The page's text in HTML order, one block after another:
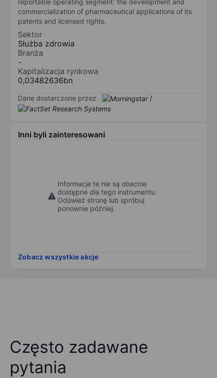
reportable operating segment: the development and
commercialization of pharmaceutical applications of its
patents and licensed rights.
Sektor
Służba zdrowia
Branża
-
Kapitalizacja rynkowa
0,03482636bn
Dane dostarczone przez /
Inni byli zainteresowani
Informacje te nie są obecnie
dostępne dla tego instrumentu.
Odśwież stronę lub spróbuj
ponownie później.
Zobacz wszystkie akcje
Często zadawane
pytania